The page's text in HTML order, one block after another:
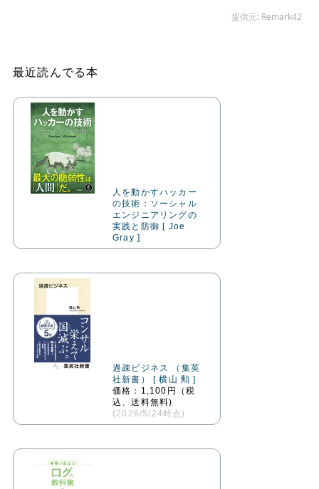
最近読んでる本
人を動かすハッカー
の技術：ソーシャル
エンジニアリングの
実践と防御 [ Joe
Gray ]
過疎ビジネス （集英
社新書） [ 横山 勲 ]
価格：1,100円（税
込、送料無料)
(2026/5/24時点)